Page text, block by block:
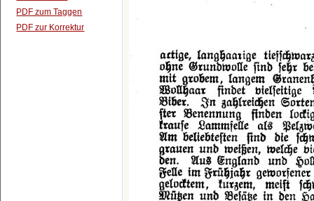
PDF zum Taggen
PDF zur Korrektur